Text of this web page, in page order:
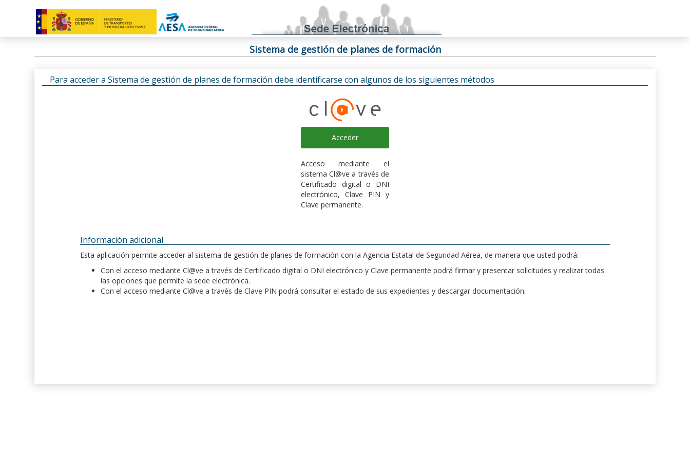
Sistema de gestión de planes de formación
Para acceder a Sistema de gestión de planes de formación debe identificarse con algunos de los siguientes métodos
Acceder
Acceso mediante el
sistema Cl@ve a través de
Certificado digital o DNI
electrónico, Clave PIN y
Clave permanente.
Información adicional
Esta aplicación permite acceder al sistema de gestión de planes de formación con la Agencia Estatal de Seguridad Aérea, de manera que usted podrá:
Con el acceso mediante Cl@ve a través de Certificado digital o DNI electrónico y Clave permanente podrá firmar y presentar solicitudes y realizar todas
las opciones que permite la sede electrónica.
Con el acceso mediante Cl@ve a través de Clave PIN podrá consultar el estado de sus expedientes y descargar documentación.